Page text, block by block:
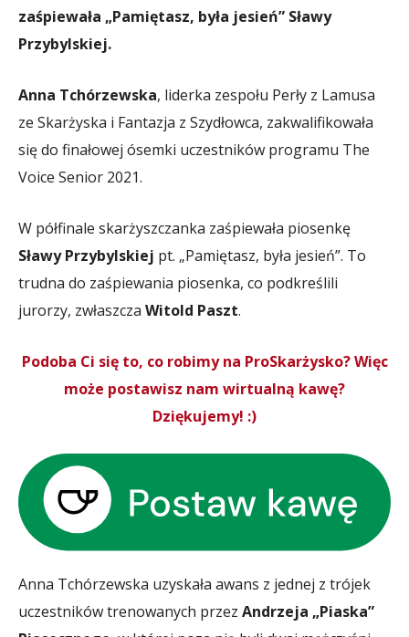
zaśpiewała „Pamiętasz, była jesień” Sławy
Przybylskiej.
Anna Tchórzewska, liderka zespołu Perły z Lamusa
ze Skarżyska i Fantazja z Szydłowca, zakwalifikowała
się do finałowej ósemki uczestników programu The
Voice Senior 2021.
W półfinale skarżyszczanka zaśpiewała piosenkę
Sławy Przybylskiej pt. „Pamiętasz, była jesień”. To
trudna do zaśpiewania piosenka, co podkreślili
jurorzy, zwłaszcza Witold Paszt.
Podoba Ci się to, co robimy na ProSkarżysko? Więc
może postawisz nam wirtualną kawę?
Dziękujemy! :)
Anna Tchórzewska uzyskała awans z jednej z trójek
uczestników trenowanych przez Andrzeja „Piaska”